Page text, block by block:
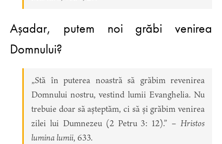
Așadar, putem noi grăbi venirea
Domnului?
„Stă în puterea noastră să grăbim revenirea
Domnului nostru, vestind lumii Evanghelia. Nu
trebuie doar să așteptăm, ci să și grăbim venirea
zilei lui Dumnezeu (2 Petru 3: 12).” – Hristos
lumina lumii, 633.